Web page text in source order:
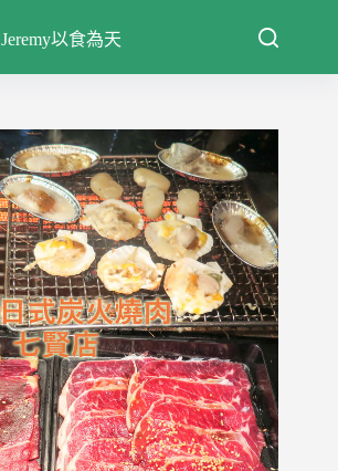
Jeremy以食為天